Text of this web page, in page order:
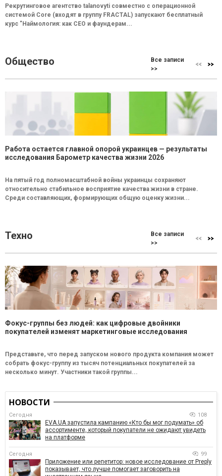
Рекрутинговое агентство talanovyti совместно с операционной
системой Core (входят в группу FRACTAL) запускают бесплатный
курс "Наймология: как СEO и фаундерам...
Общество
Все записи
>>
Работа остается главной опорой украинцев — результаты
исследования Барометр качества жизни 2026
На пятый год полномасштабной войны украинцы сохраняют
относительно стабильное восприятие качества жизни в стране.
Среди составляющих, формирующих общую оценку жизни...
Техно
Все записи
>>
Фокус-группы без людей: как цифровые двойники
покупателей изменят маркетинговые исследования
Представьте, что перед запуском нового продукта компания может
собрать фокус-группу из тысяч потенциальных покупателей за
несколько минут. Участники такой группы...
НОВОСТИ
Сегодня 108
EVA.UA запустила кампанию «Кто бы мог подумать» об
ассортименте, который покупатели не ожидают увидеть
на платформе
Сегодня 99
Приложение или репетитор: новое исследование от Preply
показывает, что лучше помогает заговорить на